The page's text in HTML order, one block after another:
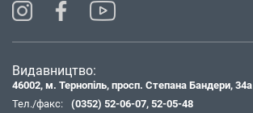
Видавництво:
46002, м. Тернопіль, просп. Степана Бандери, 34а
Тел./факс:
(0352) 52-06-07, 52-05-48